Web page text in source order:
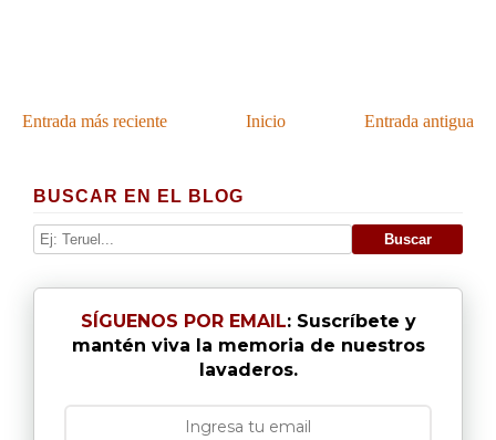
Entrada más reciente Entrada antigua
Inicio
BUSCAR EN EL BLOG
SÍGUENOS POR EMAIL: Suscríbete y
mantén viva la memoria de nuestros
lavaderos.